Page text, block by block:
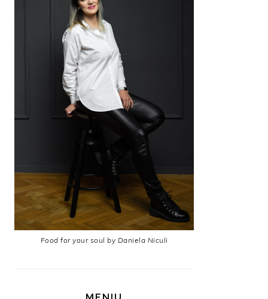
Food for your soul by Daniela Niculi